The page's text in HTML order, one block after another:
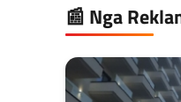
📰 Nga